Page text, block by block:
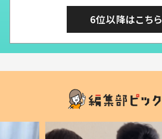
6位以降はこちら